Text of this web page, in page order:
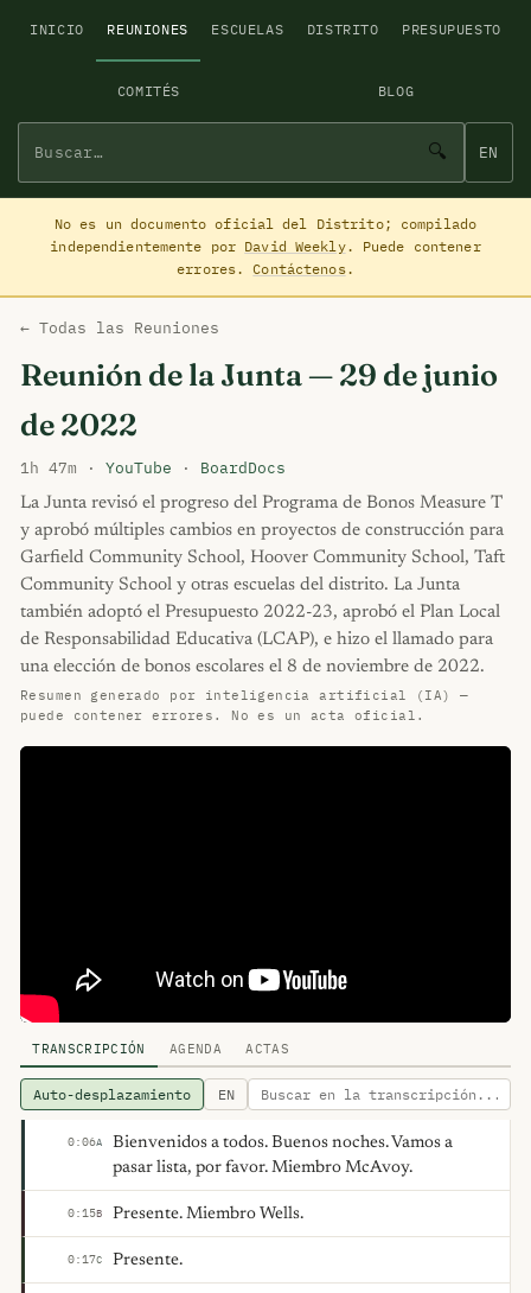
INICIO REUNIONES ESCUELAS DISTRITO PRESUPUESTO
COMITÉS BLOG
🔍 EN
No es un documento oficial del Distrito; compilado
independientemente por David Weekly. Puede contener
errores. Contáctenos.
← Todas las Reuniones
Reunión de la Junta — 29 de junio
de 2022
1h 47m · YouTube · BoardDocs
La Junta revisó el progreso del Programa de Bonos Measure T
y aprobó múltiples cambios en proyectos de construcción para
Garfield Community School, Hoover Community School, Taft
Community School y otras escuelas del distrito. La Junta
también adoptó el Presupuesto 2022-23, aprobó el Plan Local
de Responsabilidad Educativa (LCAP), e hizo el llamado para
una elección de bonos escolares el 8 de noviembre de 2022.
Resumen generado por inteligencia artificial (IA) —
puede contener errores. No es un acta oficial.
TRANSCRIPCIÓN AGENDA ACTAS
Auto-desplazamiento EN
0:06A
Bienvenidos a todos. Buenos noches. Vamos a
pasar lista, por favor. Miembro McAvoy.
0:15B Presente. Miembro Wells.
0:17C Presente.